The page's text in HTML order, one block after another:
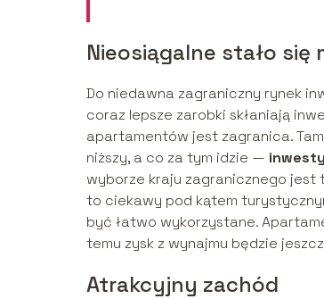
Nieosiągalne stało się
Do niedawna zagraniczny rynek
coraz lepsze zarobki skłaniają
apartamentów jest zagranica.
niższy, a co za tym idzie —
wyborze kraju zagranicznego jest
to ciekawy pod kątem
być łatwo wykorzystane.
temu zysk z wynajmu będzie
Atrakcyjny zachód